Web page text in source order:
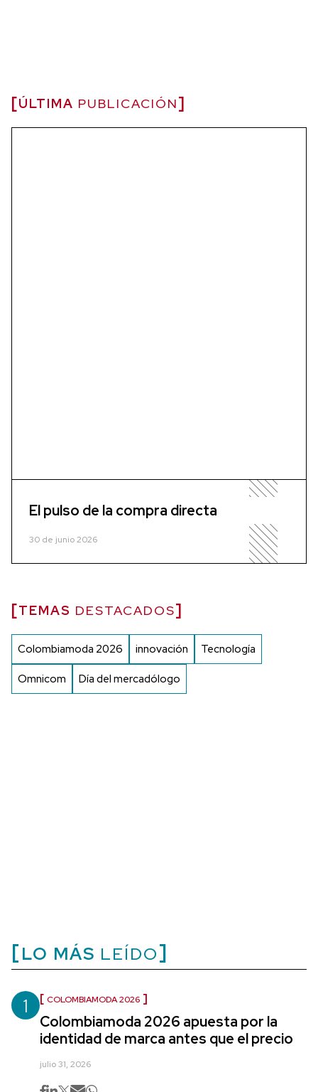
ÚLTIMA PUBLICACIÓN
El pulso de la compra directa
30 de junio 2026
TEMAS DESTACADOS
Colombiamoda 2026 innovación Tecnología
Omnicom Día del mercadólogo
LO MÁS LEÍDO
1 COLOMBIAMODA 2026
Colombiamoda 2026 apuesta por la
identidad de marca antes que el precio
julio 31, 2026